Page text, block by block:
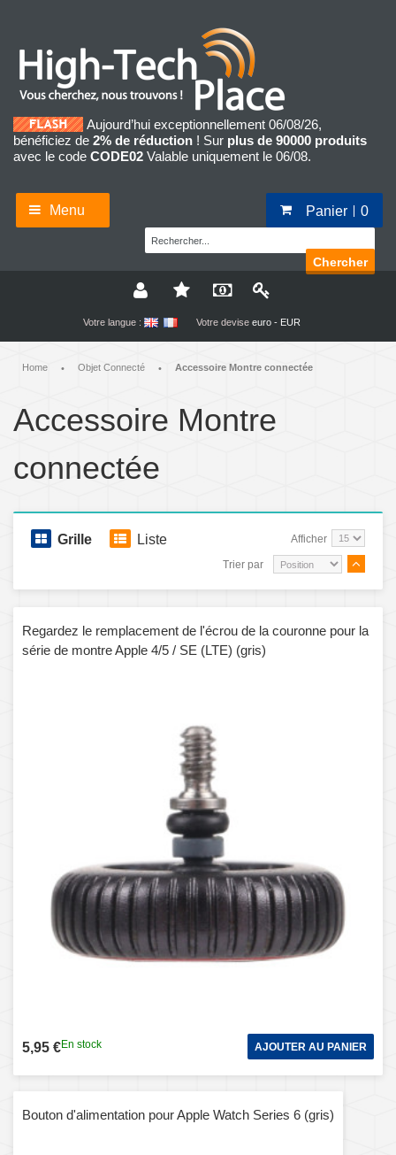
Aujourd’hui exceptionnellement 06/08/26,
bénéficiez de 2% de réduction ! Sur plus de 90000 produits
avec le code CODE02 Valable uniquement le 06/08.
Menu Panier 0
Chercher
Votre langue : Votre devise euro - EUR
Home • Objet Connecté • Accessoire Montre connectée
Accessoire Montre
connectée
Grille Liste Afficher
Trier par
Regardez le remplacement de l'écrou de la couronne pour la
série de montre Apple 4/5 / SE (LTE) (gris)
5,95 €En stock AJOUTER AU PANIER
Bouton d'alimentation pour Apple Watch Series 6 (gris)